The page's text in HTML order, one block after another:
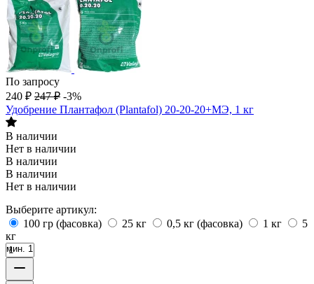
По запросу
240 ₽ 247 ₽ -3%
Удобрение Плантафол (Plantafol) 20-20-20+МЭ, 1 кг
В наличии
Нет в наличии
В наличии
В наличии
Нет в наличии
Выберите артикул:
100 гр (фасовка)
25 кг 0,5 кг (фасовка) 1 кг
5
кг
мин. 1